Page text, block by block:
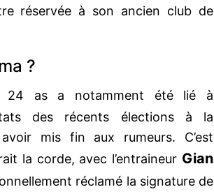
réservée à son ancien club de
?
24 as a notamment été lié à
des récents élections à la
mis fin aux rumeurs. C’est
la corde, avec l’entraineur Gian
réclamé la signature de